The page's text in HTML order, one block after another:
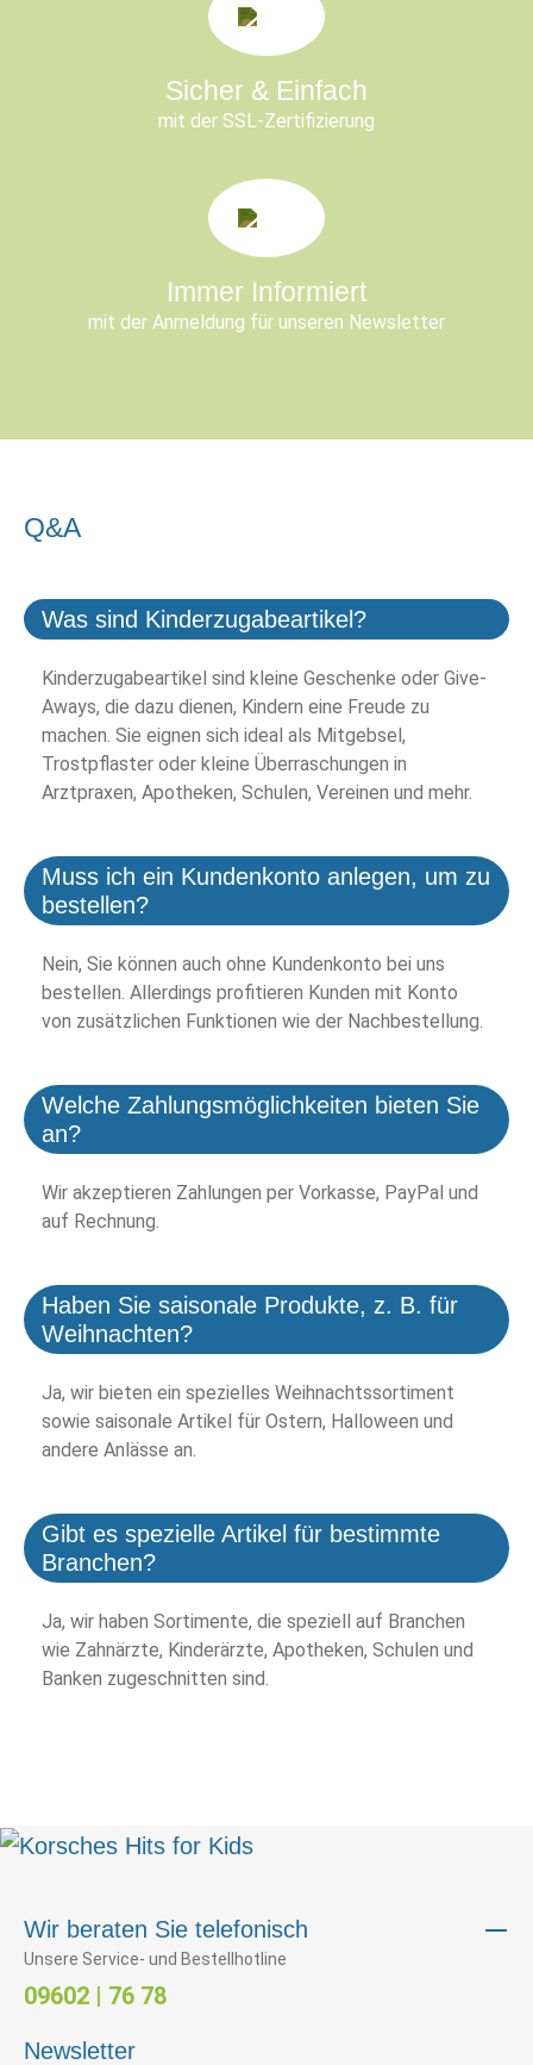
Sicher & Einfach
mit der SSL-Zertifizierung
Immer Informiert
mit der Anmeldung für unseren Newsletter
Q&A
Was sind Kinderzugabeartikel?
Kinderzugabeartikel sind kleine Geschenke oder Give-
Aways, die dazu dienen, Kindern eine Freude zu
machen. Sie eignen sich ideal als Mitgebsel,
Trostpflaster oder kleine Überraschungen in
Arztpraxen, Apotheken, Schulen, Vereinen und mehr.
Muss ich ein Kundenkonto anlegen, um zu
bestellen?
Nein, Sie können auch ohne Kundenkonto bei uns
bestellen. Allerdings profitieren Kunden mit Konto
von zusätzlichen Funktionen wie der Nachbestellung.
Welche Zahlungsmöglichkeiten bieten Sie
an?
Wir akzeptieren Zahlungen per Vorkasse, PayPal und
auf Rechnung.
Haben Sie saisonale Produkte, z. B. für
Weihnachten?
Ja, wir bieten ein spezielles Weihnachtssortiment
sowie saisonale Artikel für Ostern, Halloween und
andere Anlässe an.
Gibt es spezielle Artikel für bestimmte
Branchen?
Ja, wir haben Sortimente, die speziell auf Branchen
wie Zahnärzte, Kinderärzte, Apotheken, Schulen und
Banken zugeschnitten sind.
Wir beraten Sie telefonisch
Unsere Service- und Bestellhotline
09602 | 76 78
Newsletter